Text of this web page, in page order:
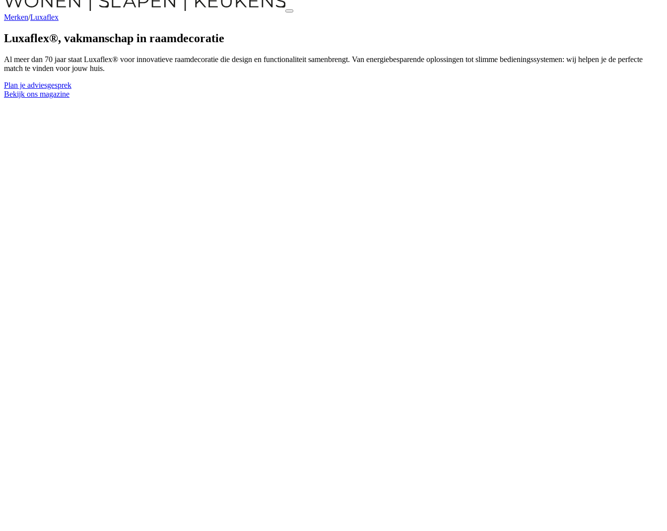
Merken/Luxaflex
Luxaflex®, vakmanschap in raamdecoratie
Al meer dan 70 jaar staat Luxaflex® voor innovatieve raamdecoratie die design en functionaliteit samenbrengt. Van energiebesparende oplossingen tot slimme bedieningssystemen: wij helpen je de perfecte
match te vinden voor jouw huis.
Plan je adviesgesprek
Bekijk ons magazine